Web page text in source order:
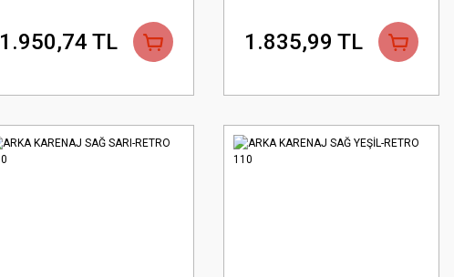
1.950,74 TL 1.835,99 TL